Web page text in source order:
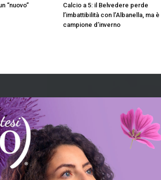
“nuovo”
Calcio a 5: il Belvedere perde
l’imbattibilità con l’Albanella, ma è
campione d’inverno